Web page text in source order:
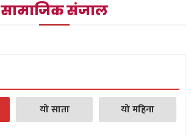
सामाजिक संजाल
यो साता यो महिना